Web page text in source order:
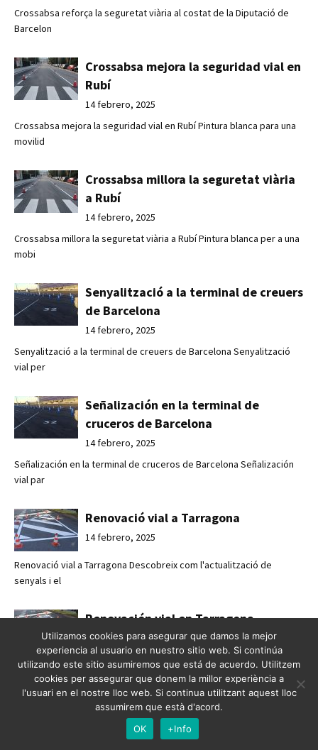
Crossabsa reforça la seguretat viària al costat de la Diputació de
Barcelon
Crossabsa mejora la seguridad vial en
Rubí
14 febrero, 2025
Crossabsa mejora la seguridad vial en Rubí Pintura blanca para una
movilid
Crossabsa millora la seguretat viària
a Rubí
14 febrero, 2025
Crossabsa millora la seguretat viària a Rubí Pintura blanca per a una
mobi
Senyalització a la terminal de creuers
de Barcelona
14 febrero, 2025
Senyalització a la terminal de creuers de Barcelona Senyalització
vial per
Señalización en la terminal de
cruceros de Barcelona
14 febrero, 2025
Señalización en la terminal de cruceros de Barcelona Señalización
vial par
Renovació vial a Tarragona
14 febrero, 2025
Renovació vial a Tarragona Descobreix com l'actualització de
senyals i el
Renovación vial en Tarragona
14 febrero, 2025
Renovación vial en Tarragona Descubre cómo la actualización de
señales y e
Passos de vianants a Olot
14 febrero, 2025
Utilizamos cookies para asegurar que damos la mejor
experiencia al usuario en nuestro sitio web. Si continúa
utilizando este sitio asumiremos que está de acuerdo. Utilitzem
cookies per assegurar que donem la millor experiència a
l'usuari en el nostre lloc web. Si continua utilitzant aquest lloc
assumirem que està d'acord.
OK
+Info